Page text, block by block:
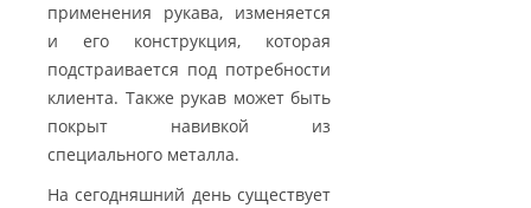
применения рукава, изменяется
и его конструкция, которая
подстраивается под потребности
клиента. Также рукав может быть
покрыт навивкой из
специального металла.
На сегодняшний день существует